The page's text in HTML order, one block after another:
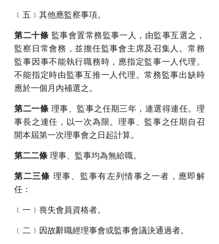
﹝五﹞其他應監察事項。
第二十條 監事會置常務監事一人，由監事互選之，
監察日常會務，並擔任監事會主席及召集人。常務
監事因事不能執行職務時，應指定監事一人代理。
不能指定時由監事互推一人代理。常務監事出缺時
應於一個月內補選之。
第二一條 理事、監事之任期三年，連選得連任。理
事長之連任，以一次為限。理事、監事之任期自召
開本屆第一次理事會之日起計算。
第二二條 理事、監事均為無給職。
第二三條 理事、監事有左列情事之一者，應即解
任：
﹝一﹞喪失會員資格者。
﹝二﹞因故辭職經理事會或監事會議決通過者。